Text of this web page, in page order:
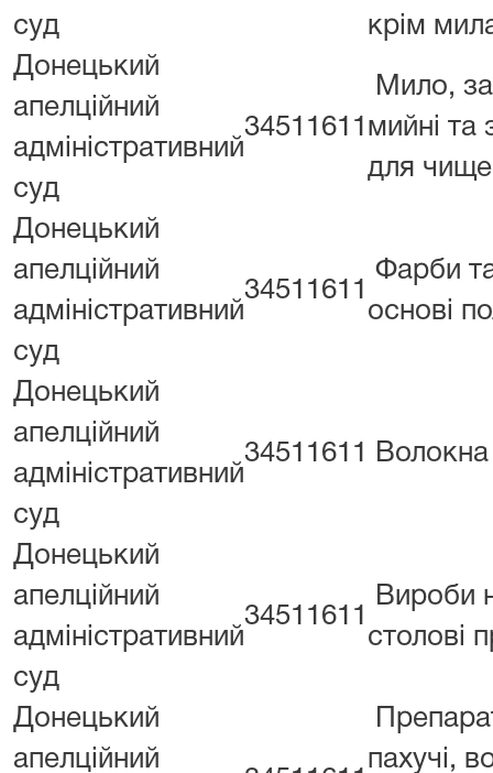
суд
крім
Донецький
апелційний
адміністративний
суд
34511611
Мило,
мийні та
для
Донецький
апелційний
адміністративний
суд
34511611
Фарби
основі
Донецький
апелційний
адміністративний
суд
34511611 Волокна
Донецький
апелційний
адміністративний
суд
34511611
Вироби
столові
Донецький
апелційний
пахучі,